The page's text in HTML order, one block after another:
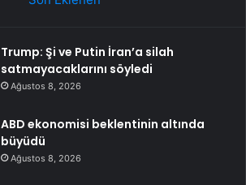
Trump: Şi ve Putin İran’a silah
satmayacaklarını söyledi
Ağustos 8, 2026
ABD ekonomisi beklentinin altında
büyüdü
Ağustos 8, 2026